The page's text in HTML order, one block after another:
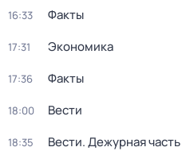
16:33 Факты
17:31 Экономика
17:36 Факты
18:00 Вести
18:35 Вести. Дежурная часть